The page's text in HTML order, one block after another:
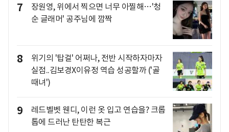
7
장원영, 위에서 찍으면 너무 아찔해…'청
순 글래머' 공주님에 깜짝
8
위기의 '탑걸' 어쩌나, 전반 시작하자마자
실점..김보경X이유정 역습 성공할까 ('골
때녀')
9
레드벨벳 웬디, 이런 옷 입고 연습을? 크롭
톱에 드러난 탄탄한 복근